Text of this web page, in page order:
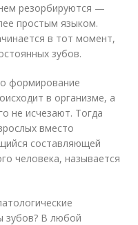
резорбируются —
простым языком.
в тот момент,
зубов.
формирование
в организме, а
не исчезают. Тогда
вместо
составляющей
человека, называется
зубов? В любой